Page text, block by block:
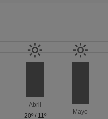
Abril
20º/ 11º
Mayo